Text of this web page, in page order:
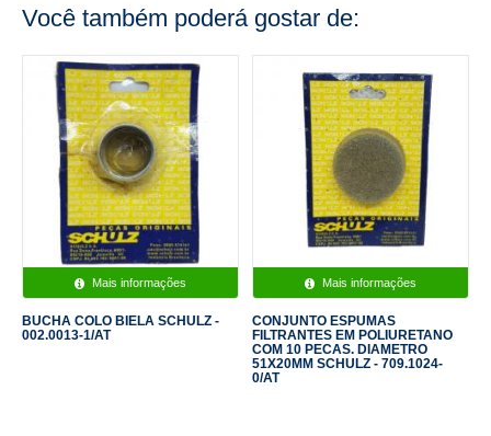
Você também poderá gostar de:
Mais informações
BUCHA COLO BIELA SCHULZ -
002.0013-1/AT
Mais informações
CONJUNTO ESPUMAS
FILTRANTES EM POLIURETANO
COM 10 PECAS. DIAMETRO
51X20MM SCHULZ - 709.1024-
0/AT